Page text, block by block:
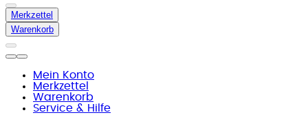
Merkzettel
Warenkorb
Mein Konto
Merkzettel
Warenkorb
Service & Hilfe